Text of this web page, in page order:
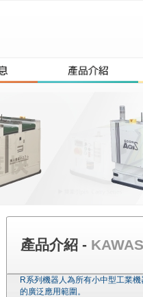
產品介紹 -
R系列機器人為所有小中型工業
的廣泛應用範圍。